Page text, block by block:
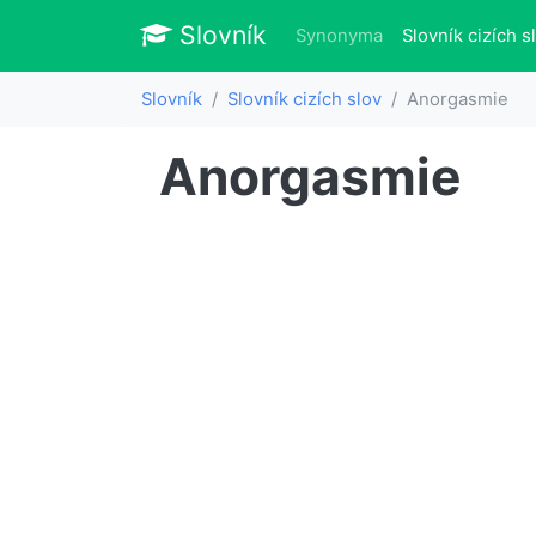
Slovník Slovník
Synonyma Slovník cizích
Slovník Slovník cizích slov Anorgasmie
Anorgasmie